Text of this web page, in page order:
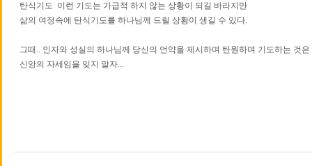
탄식기도 이런 기도는 가급적 하지 않는 상황이 되길 바라지만
삶의 여정속에 탄식기도를 하나님께 드릴 상황이 생길 수 있다.
그때.. 인자와 성실의 하나님께 당신의 언약을 제시하며 탄원하며 기도하는 것은
신앙의 자세임을 잊지 말자...